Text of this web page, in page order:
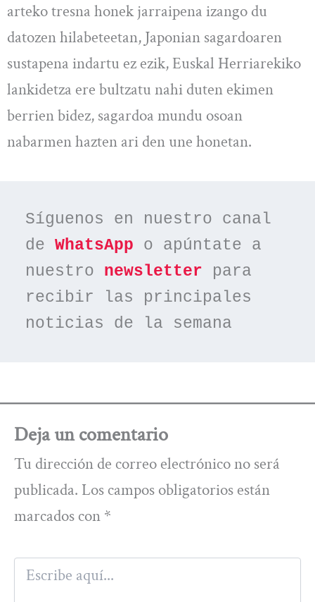
arteko tresna honek jarraipena izango du
datozen hilabeteetan, Japonian sagardoaren
sustapena indartu ez ezik, Euskal Herriarekiko
lankidetza ere bultzatu nahi duten ekimen
berrien bidez, sagardoa mundu osoan
nabarmen hazten ari den une honetan.
Síguenos en nuestro canal
de WhatsApp o apúntate a
nuestro newsletter para
recibir las principales
noticias de la semana
Deja un comentario
Tu dirección de correo electrónico no será
publicada. Los campos obligatorios están
marcados con *
Escribe
aquí...